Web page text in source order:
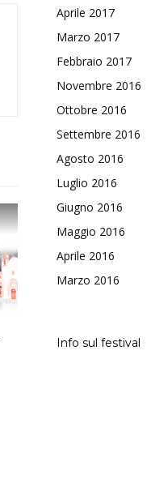
Aprile 2017
Marzo 2017
Febbraio 2017
Novembre 2016
Ottobre 2016
Settembre 2016
Agosto 2016
Luglio 2016
Giugno 2016
Maggio 2016
Aprile 2016
Marzo 2016
Info sul festival